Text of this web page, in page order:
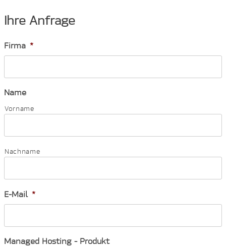
Ihre Anfrage
Firma *
Name
Vorname
Nachname
E-Mail *
Managed Hosting - Produkt